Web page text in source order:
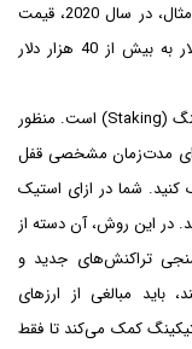
افزایش قیمت قابل توجهی را تجربه کنند. به عنوان مثال، در سال 2020، قیمت
بیت‌کوین تنها در عرض چند ماه از حدود 7 هزار دلار به بیش از 40 هزار دلار
یکی از روش‌های کسب درآمد از بازار رمز ارز، استیکینگ (Staking) است. منظور
مدت‌زمان مشخصی قفل
کنید. شما در ازای استیک
در این روش، آن دسته از
تراکنش‌های جدید و
باید مبالغی از ارزهای
کمک می‌کند تا فقط